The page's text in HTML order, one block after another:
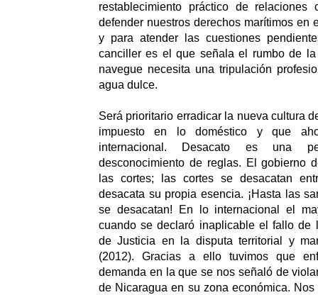
restablecimiento práctico de relaciones
defender nuestros derechos marítimos en
y para atender las cuestiones
canciller es el que señala el rumbo de
navegue necesita una tripulación
agua dulce.
Será prioritario erradicar la nueva cultura
impuesto en lo doméstico y que
internacional. Desacato es una
desconocimiento de reglas. El gobierno
las cortes; las cortes se desacatan
desacata su propia esencia. ¡Hasta las
se desacatan! En lo internacional el
cuando se declaró inaplicable el fallo de
de Justicia en la disputa territorial y
(2012). Gracias a ello tuvimos que
demanda en la que se nos señaló de
de Nicaragua en su zona económica.